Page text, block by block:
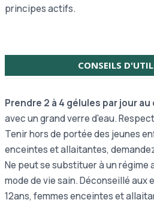
principes actifs.
CONSEILS
Prendre 2 à 4 gélules par jour
avec un grand verre d'eau.
Tenir hors de portée des jeunes
enceintes et allaitantes,
Ne peut se substituer à un régime
mode de vie sain. Déconseillé aux
12ans, femmes enceintes et